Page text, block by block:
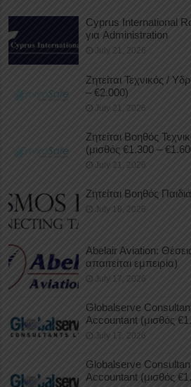
Cyprus International
για Administration
July 21, 2026
Ζητείται Τεχνικός /
– €2.000)
July 21, 2026
Ζητείται Βοηθός
(μισθός €1.300 –
July 21, 2026
Ζητείται Βοηθός
July 18, 2026
Abelair Aviation:
απαιτείται εμπειρία)
July 17, 2026
Globalserve
Accountant (μισθός
July 17, 2026
Globalserve
Accountant (μισθός